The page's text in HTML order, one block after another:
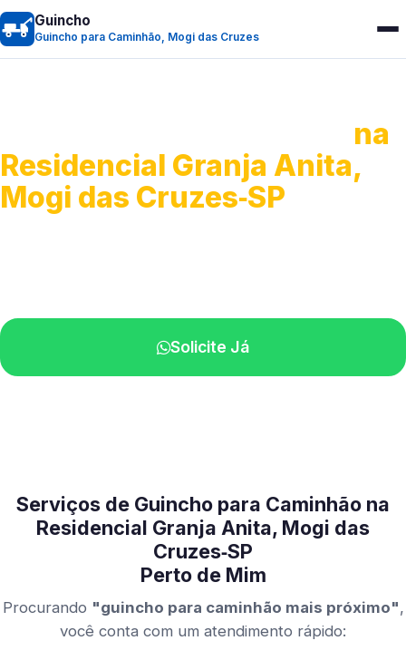
Guincho
Guincho para Caminhão, Mogi das Cruzes
na
Residencial Granja Anita,
Mogi das Cruzes‑SP
Solicite Já
Serviços de Guincho para Caminhão na
Residencial Granja Anita, Mogi das
Cruzes‑SP
Perto de Mim
Procurando "guincho para caminhão mais próximo",
você conta com um atendimento rápido: